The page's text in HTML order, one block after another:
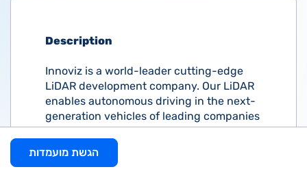
Description
Innoviz is a world-leader cutting-edge
LiDAR development company. Our LiDAR
enables autonomous driving in the next-
generation vehicles of leading companies
such as BMW and VW.
We are looking for an Optics Assembly
הגשת מועמדות